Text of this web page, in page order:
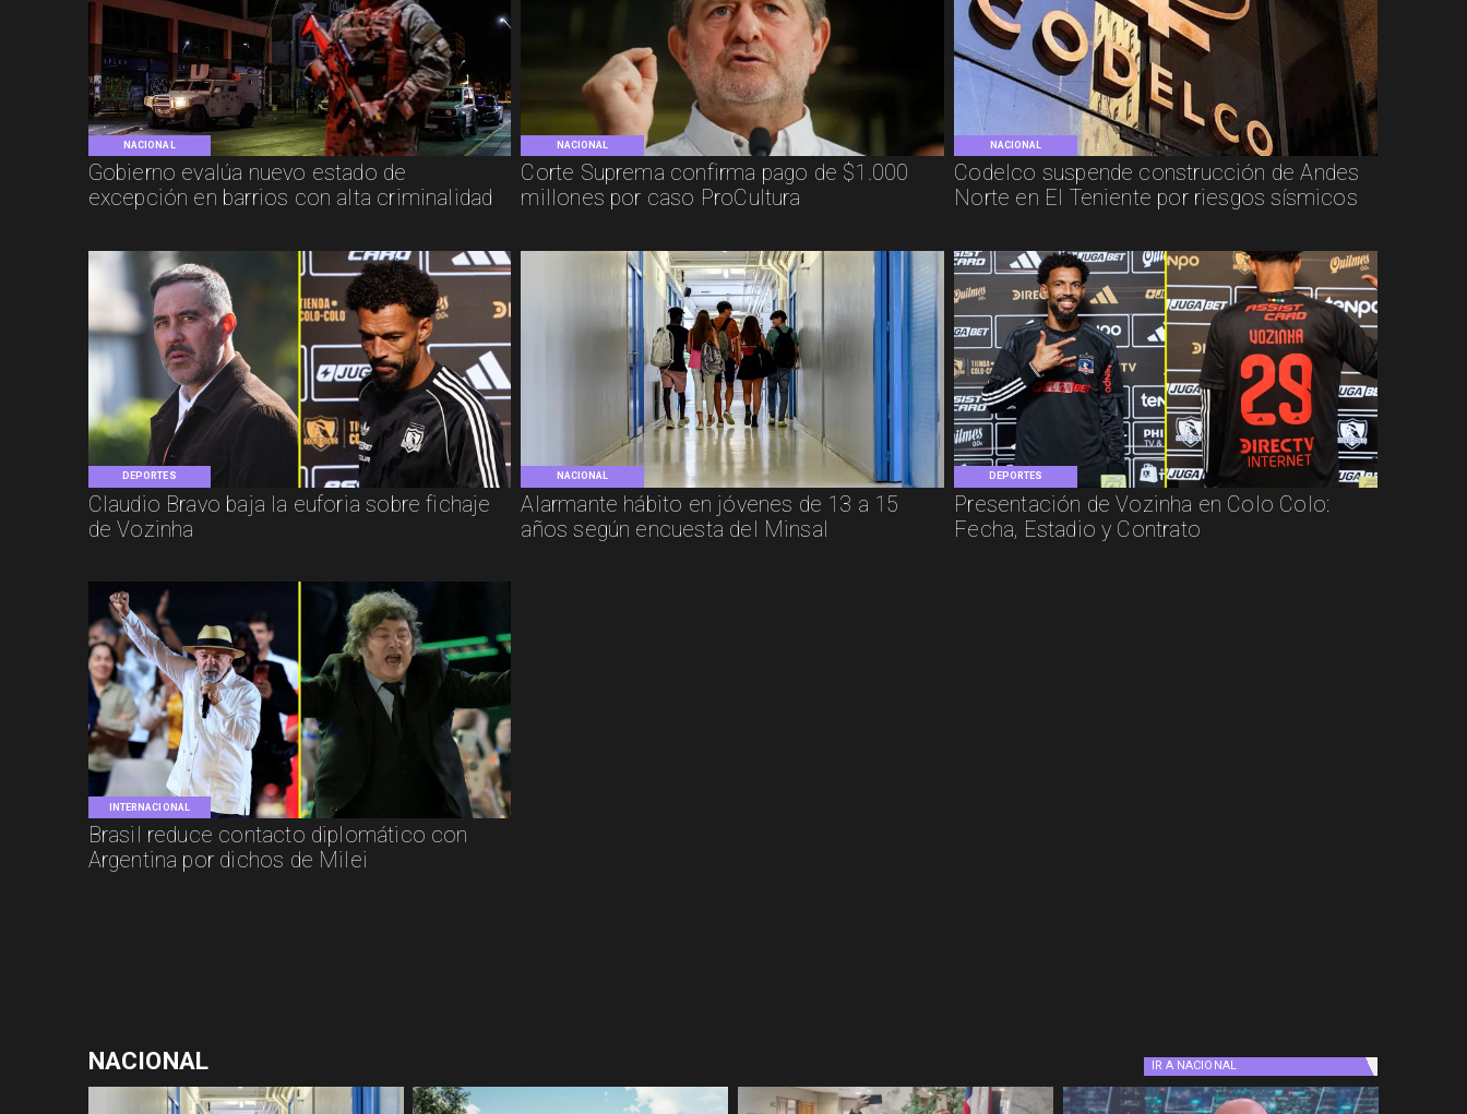
NACIONAL
Gobierno evalúa nuevo estado de
excepción en barrios con alta criminalidad
NACIONAL
Corte Suprema confirma pago de $1.000
millones por caso ProCultura
NACIONAL
Codelco suspende construcción de Andes
Norte en El Teniente por riesgos sísmicos
DEPORTES
Claudio Bravo baja la euforia sobre fichaje
de Vozinha
NACIONAL
Alarmante hábito en jóvenes de 13 a 15
años según encuesta del Minsal
DEPORTES
Presentación de Vozinha en Colo Colo:
Fecha, Estadio y Contrato
INTERNACIONAL
Brasil reduce contacto diplomático con
Argentina por dichos de Milei
NACIONAL IR A NACIONAL